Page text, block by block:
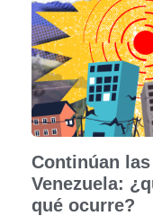
Continúan
Venezuela:
qué ocurre?